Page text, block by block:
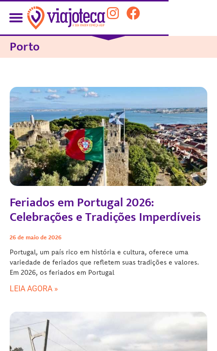
Porto
Feriados em Portugal 2026:
Celebrações e Tradições Imperdíveis
26 de maio de 2026
Portugal, um país rico em história e cultura, oferece uma
variedade de feriados que refletem suas tradições e valores.
Em 2026, os feriados em Portugal
LEIA AGORA »